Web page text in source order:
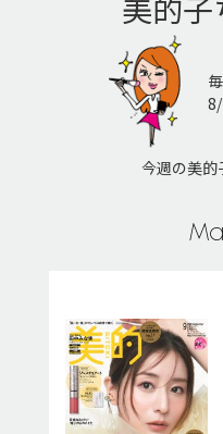
美的子
今週の美的